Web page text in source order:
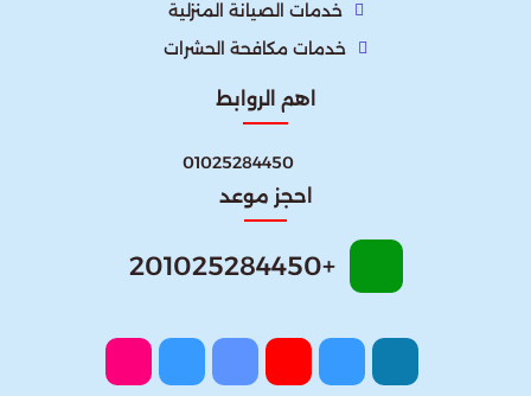
خدمات الصيانة المنزلية
خدمات مكافحة الحشرات
اهم الروابط
01025284450
احجز موعد
+201025284450